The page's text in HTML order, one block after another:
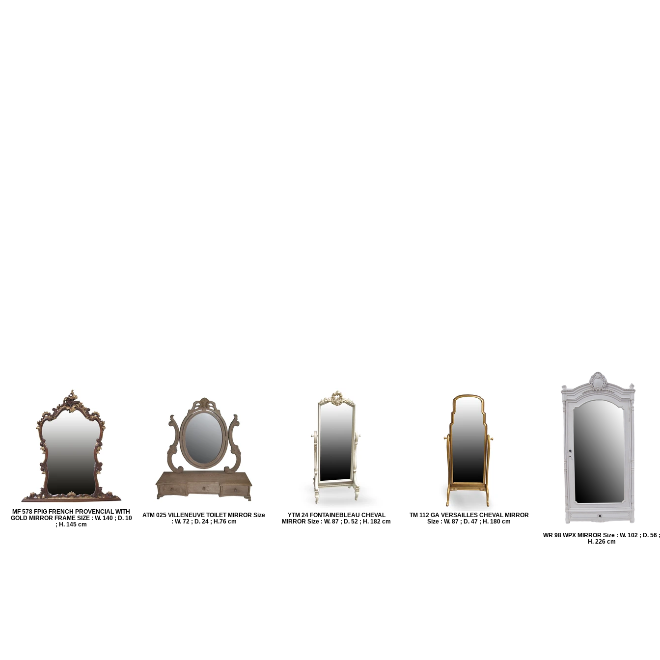
MF 578 FPIG FRENCH PROVENCIAL WITH
GOLD MIRROR FRAME SIZE : W. 140 ; D. 10
; H. 145 cm
ATM 025 VILLENEUVE TOILET MIRROR Size
: W. 72 ; D. 24 ; H.76 cm
YTM 24 FONTAINEBLEAU CHEVAL
MIRROR Size : W. 87 ; D. 52 ; H. 182 cm
TM 112 GA VERSAILLES CHEVAL MIRROR
Size : W. 87 ; D. 47 ; H. 180 cm
WR 98 WPX MIRROR Size : W. 102 ; D. 56 ;
H. 226 cm